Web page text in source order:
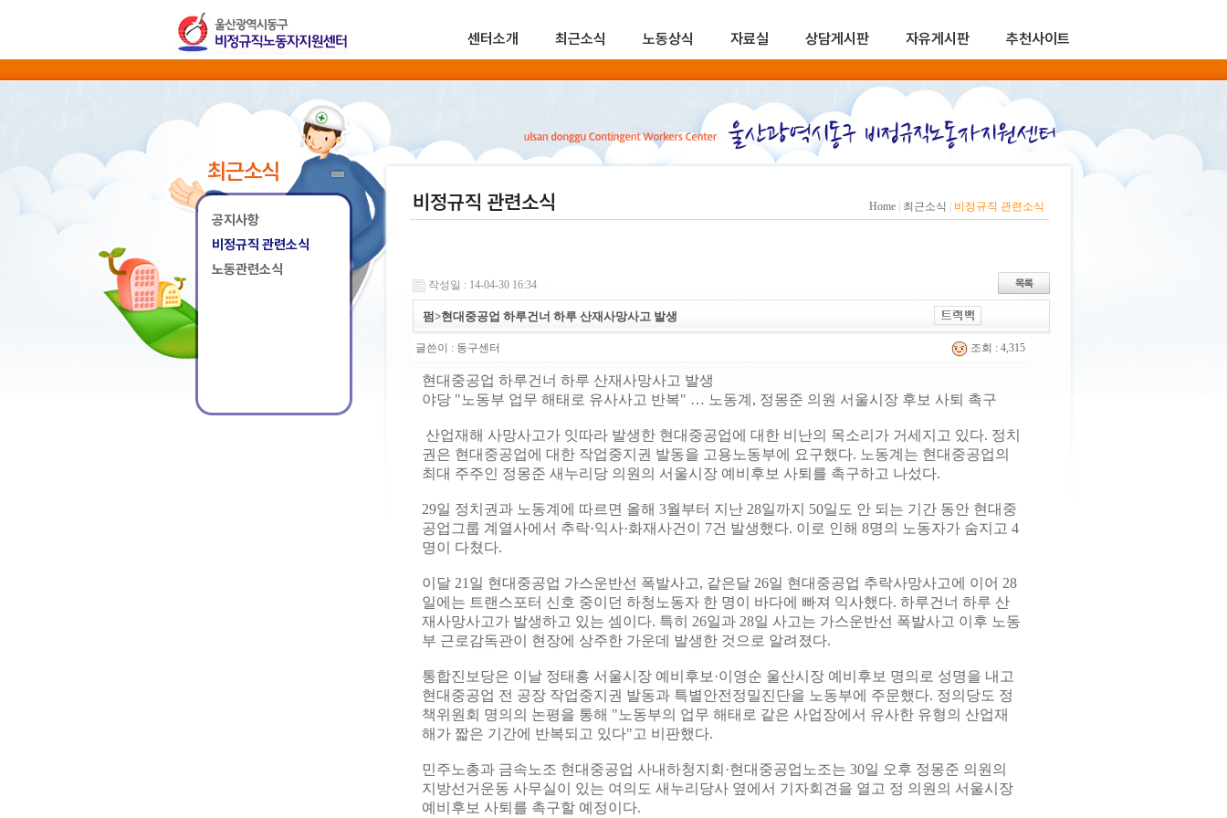
센터소개 최근소식 노동상식 자료실 상담게시판 자유게시판 추천사이트
최근소식
공지사항
비정규직 관련소식
노동관련소식
비정규직 관련소식 Home 최근소식 비정규직 관련소식
작성일 : 14-04-30 16:34
펌>현대중공업 하루건너 하루 산재사망사고 발생
글쓴이 : 동구센터 조회 : 4,315
현대중공업 하루건너 하루 산재사망사고 발생
야당 "노동부 업무 해태로 유사사고 반복" … 노동계, 정몽준 의원 서울시장 후보 사퇴 촉구
산업재해 사망사고가 잇따라 발생한 현대중공업에 대한 비난의 목소리가 거세지고 있다. 정치
권은 현대중공업에 대한 작업중지권 발동을 고용노동부에 요구했다. 노동계는 현대중공업의
최대 주주인 정몽준 새누리당 의원의 서울시장 예비후보 사퇴를 촉구하고 나섰다.
29일 정치권과 노동계에 따르면 올해 3월부터 지난 28일까지 50일도 안 되는 기간 동안 현대중
공업그룹 계열사에서 추락·익사·화재사건이 7건 발생했다. 이로 인해 8명의 노동자가 숨지고 4
명이 다쳤다.
이달 21일 현대중공업 가스운반선 폭발사고, 같은달 26일 현대중공업 추락사망사고에 이어 28
일에는 트랜스포터 신호 중이던 하청노동자 한 명이 바다에 빠져 익사했다. 하루건너 하루 산
재사망사고가 발생하고 있는 셈이다. 특히 26일과 28일 사고는 가스운반선 폭발사고 이후 노동
부 근로감독관이 현장에 상주한 가운데 발생한 것으로 알려졌다.
통합진보당은 이날 정태흥 서울시장 예비후보·이영순 울산시장 예비후보 명의로 성명을 내고
현대중공업 전 공장 작업중지권 발동과 특별안전정밀진단을 노동부에 주문했다. 정의당도 정
책위원회 명의의 논평을 통해 "노동부의 업무 해태로 같은 사업장에서 유사한 유형의 산업재
해가 짧은 기간에 반복되고 있다"고 비판했다.
민주노총과 금속노조 현대중공업 사내하청지회·현대중공업노조는 30일 오후 정몽준 의원의
지방선거운동 사무실이 있는 여의도 새누리당사 옆에서 기자회견을 열고 정 의원의 서울시장
예비후보 사퇴를 촉구할 예정이다.